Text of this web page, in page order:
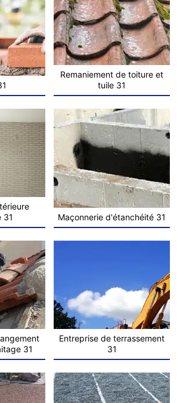
Remaniement de toiture et
tuile 31
31
Maçonnerie d'étanchéité 31
31
Entreprise de terrassement
31